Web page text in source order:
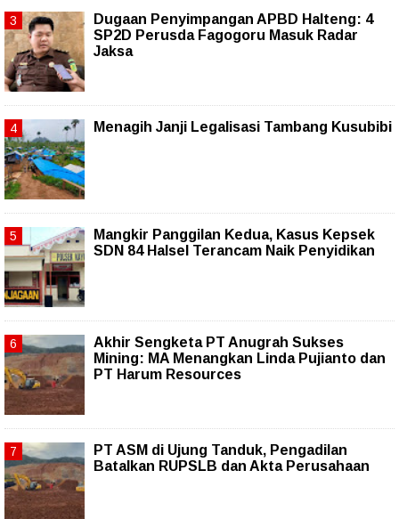
Dugaan Penyimpangan APBD Halteng: 4
SP2D Perusda Fagogoru Masuk Radar
Jaksa
Menagih Janji Legalisasi Tambang Kusubibi
Mangkir Panggilan Kedua, Kasus Kepsek
SDN 84 Halsel Terancam Naik Penyidikan
Akhir Sengketa PT Anugrah Sukses
Mining: MA Menangkan Linda Pujianto dan
PT Harum Resources
PT ASM di Ujung Tanduk, Pengadilan
Batalkan RUPSLB dan Akta Perusahaan